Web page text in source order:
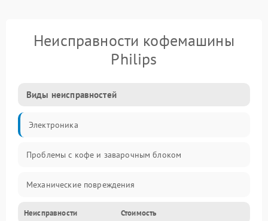
Неисправности кофемашины
Philips
Виды неисправностей
Электроника
Проблемы с кофе и заварочным блоком
Механические повреждения
Прочие неисправности
Неисправности Стоимость